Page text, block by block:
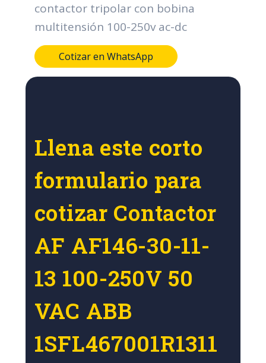
contactor tripolar con bobina
multitensión 100-250v ac-dc
Cotizar en WhatsApp
Llena este corto
formulario para
cotizar Contactor
AF AF146-30-11-
13 100-250V 50
VAC ABB
1SFL467001R1311